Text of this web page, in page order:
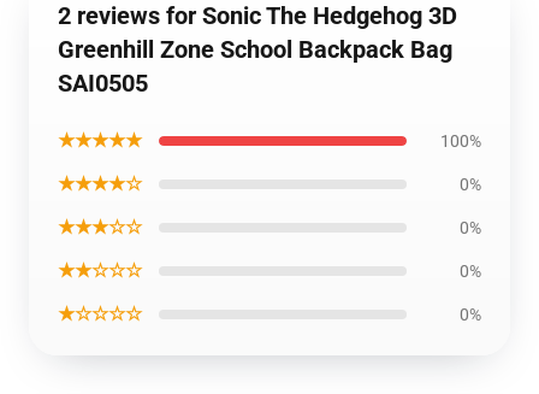
2 reviews for Sonic The Hedgehog 3D
Greenhill Zone School Backpack Bag
SAI0505
★★★★★ 100%
★★★★☆ 0%
★★★☆☆ 0%
★★☆☆☆ 0%
★☆☆☆☆ 0%